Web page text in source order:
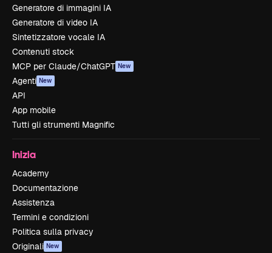
Generatore di immagini IA
Generatore di video IA
Sintetizzatore vocale IA
Contenuti stock
MCP per Claude/ChatGPT New
Agenti New
API
App mobile
Tutti gli strumenti Magnific
Inizia
Academy
Documentazione
Assistenza
Termini e condizioni
Politica sulla privacy
Originali New